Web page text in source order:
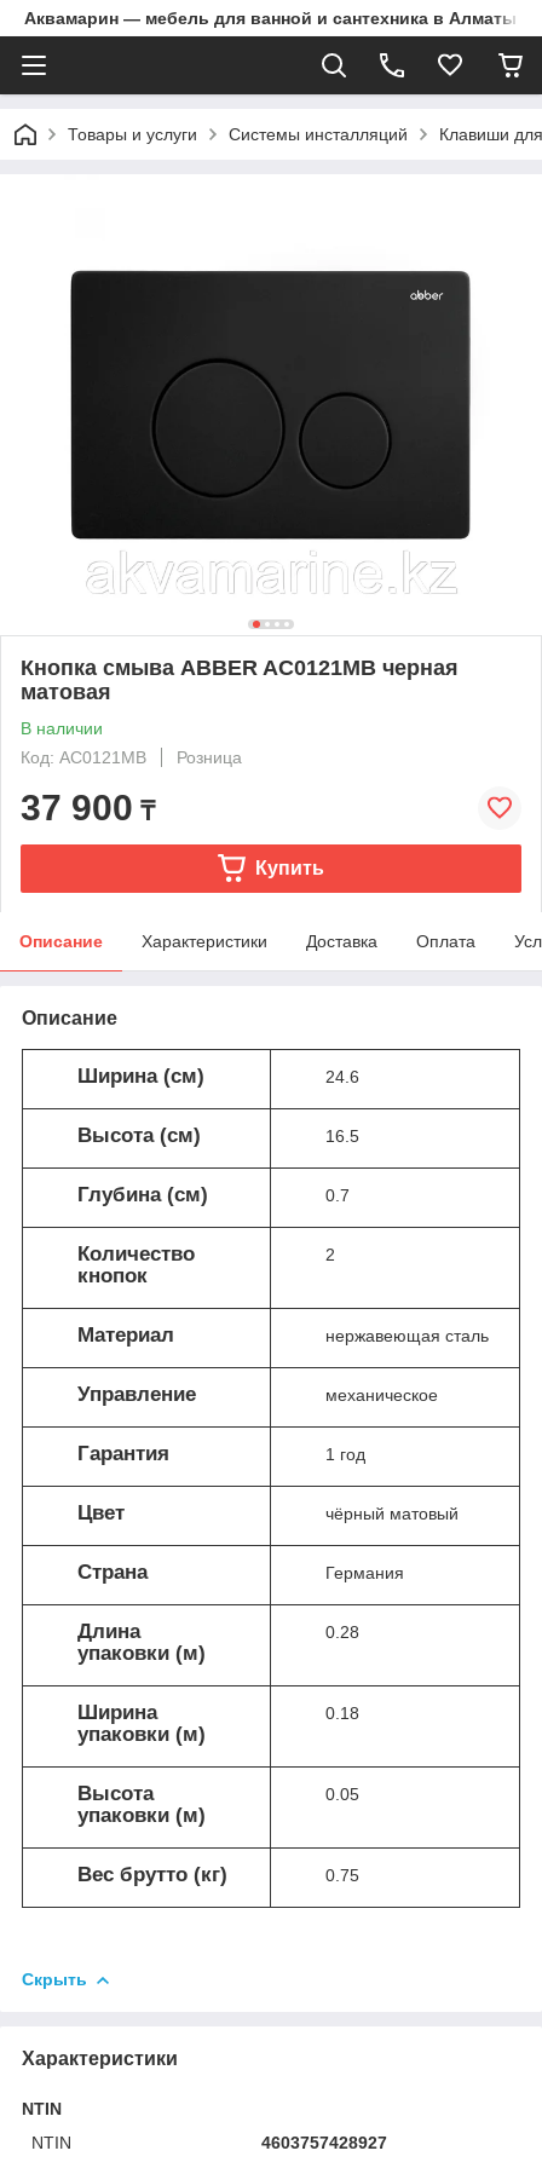
Аквамарин — мебель для ванной и сантехника в Алматы |
Товары и услуги Системы инсталляций Клавиши
Кнопка смыва ABBER AC0121MB черная
матовая
В наличии
Код: AC0121MB
Розница
37 900 ₸
Купить
Описание Характеристики Доставка Оплата
Описание
Ширина (см) 24.6
Высота (см) 16.5
Глубина (см) 0.7
Количество
кнопок
2
Материал нержавеющая сталь
Управление механическое
Гарантия 1 год
Цвет чёрный матовый
Страна Германия
Длина
упаковки (м)
0.28
Ширина
упаковки (м)
0.18
Высота
упаковки (м)
0.05
Вес брутто (кг) 0.75
Скрыть
Характеристики
NTIN
NTIN
4603757428927